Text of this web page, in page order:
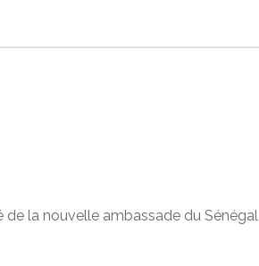
de la nouvelle ambassade du Sénégal